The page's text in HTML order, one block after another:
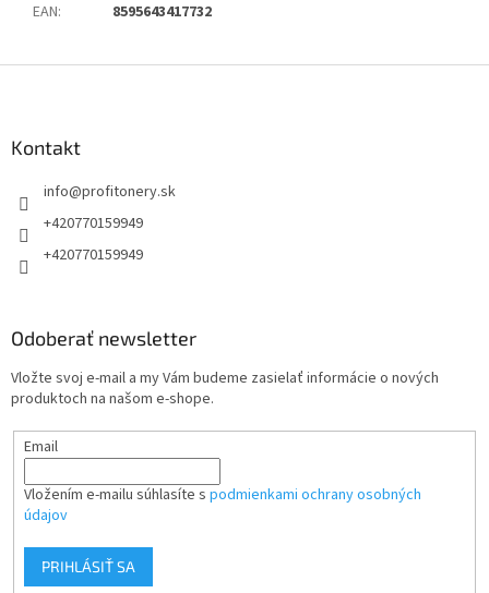
EAN: 8595643417732
Kontakt
info@profitonery.sk
+420770159949
+420770159949
Odoberať newsletter
Vložte svoj e-mail a my Vám budeme zasielať informácie o nových
produktoch na našom e-shope.
Email
Vložením e-mailu súhlasíte s podmienkami ochrany osobných
údajov
PRIHLÁSIŤ SA